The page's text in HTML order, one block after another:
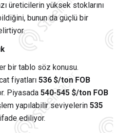
üreticilerin yüksek stoklarını
bunun da güçlü bir
bir tablo söz konusu.
fiyatları 536 $/ton FOB
Piyasada 540-545 $/ton FOB
yapılabilir seviyelerin 535
ediliyor.